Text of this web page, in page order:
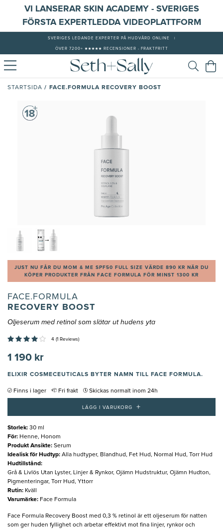
VI LANSERAR SKIN ACADEMY - SVERIGES
FÖRSTA EXPERTLEDDA VIDEOPLATTFORM
SVERIGES LEDANDE EXPERTER PÅ HUDVÅRD ONLINE
ÖVER 7200+ ★★★★★ RECENSIONER - FRAKTFRITT
STARTSIDA / FACE.FORMULA RECOVERY BOOST
JUST NU FÅR DU MOM & ME SPF50 FULL SIZE VÄRDE 890 KR NÄR DU
KÖPER PRODUKTER FRÅN FACE FORMULA FÖR MINST 1300 KR
FACE.FORMULA
RECOVERY BOOST
Oljeserum med retinol som slätar ut hudens yta
4 (1 Reviews)
1 190 kr
ELIXIR COSMECEUTICALS BYTER NAMN TILL FACE FORMULA.
Finns i lager Fri frakt Skickas normalt inom 24h
LÄGG I VARUKORG +
Storlek: 30 ml
För: Henne, Honom
Produkt Ansikte: Serum
Idealisk för Hudtyp: Alla hudtyper, Blandhud, Fet Hud, Normal Hud, Torr Hud
Hudtillstånd:
Grå & Livlös Utan Lyster, Linjer & Rynkor, Ojämn Hudstruktur, Ojämn Hudton,
Pigmenteringar, Torr Hud, Yttorr
Rutin: Kväll
Varumärke: Face Formula
Face Formula Recovery Boost med 0,3 % retinol är ett oljeserum för natten
som ger huden fyllighet och arbetar effektivt mot fina linjer, rynkor och